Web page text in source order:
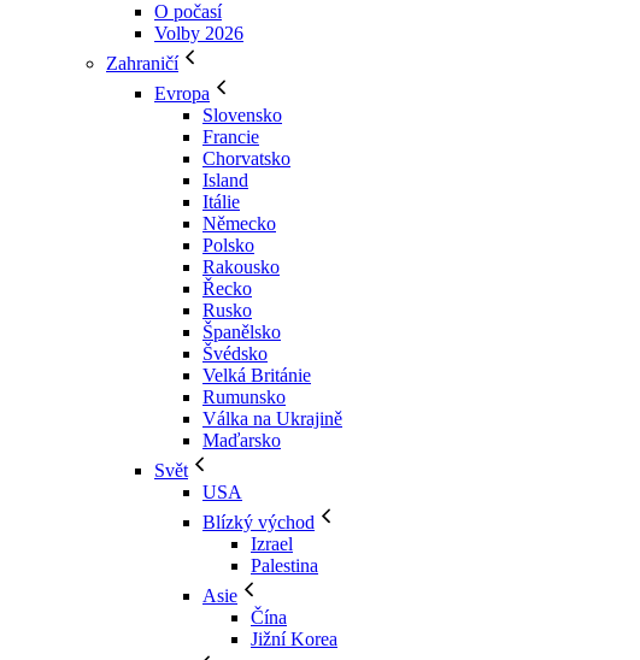
O počasí
Volby 2026
Zahraničí
Evropa
Slovensko
Francie
Chorvatsko
Island
Itálie
Německo
Polsko
Rakousko
Řecko
Rusko
Španělsko
Švédsko
Velká Británie
Rumunsko
Válka na Ukrajině
Maďarsko
Svět
USA
Blízký východ
Izrael
Palestina
Asie
Čína
Jižní Korea